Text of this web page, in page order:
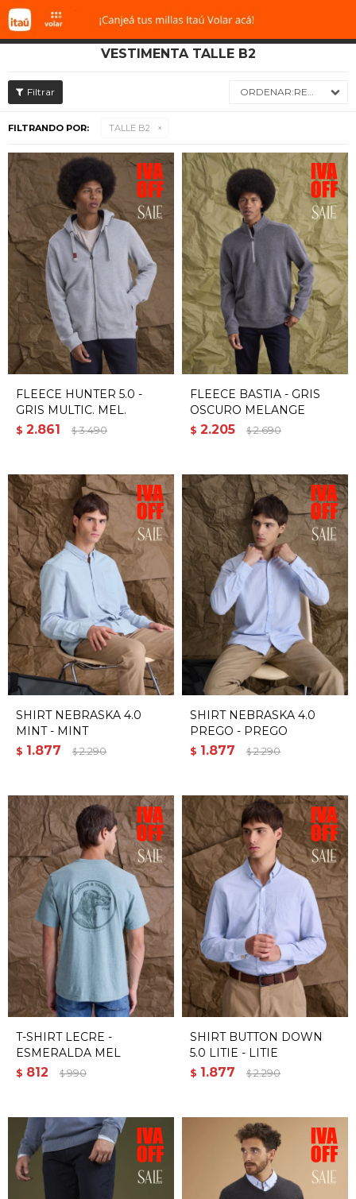
VESTIMENTA TALLE B2
RECIENTES
FILTRANDO POR: TALLE B2
FLEECE HUNTER 5.0 -
GRIS MULTIC. MEL.
$ 2.861 $ 3.490
FLEECE BASTIA - GRIS
OSCURO MELANGE
$ 2.205 $ 2.690
SHIRT NEBRASKA 4.0
MINT - MINT
$ 1.877 $ 2.290
SHIRT NEBRASKA 4.0
PREGO - PREGO
$ 1.877 $ 2.290
T-SHIRT LECRE -
ESMERALDA MEL
$ 812 $ 990
SHIRT BUTTON DOWN
5.0 LITIE - LITIE
$ 1.877 $ 2.290